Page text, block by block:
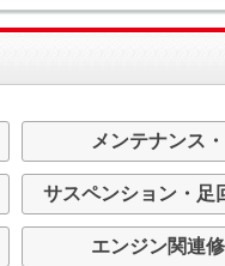
メンテナンス
サスペンション・足
エンジン関連